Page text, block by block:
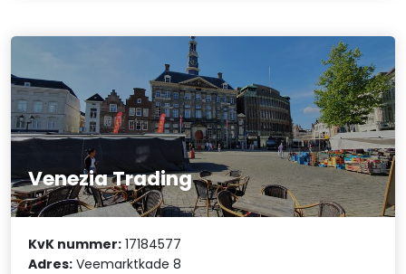
Venezia Trading
KvK nummer: 17184577
Adres: Veemarktkade 8